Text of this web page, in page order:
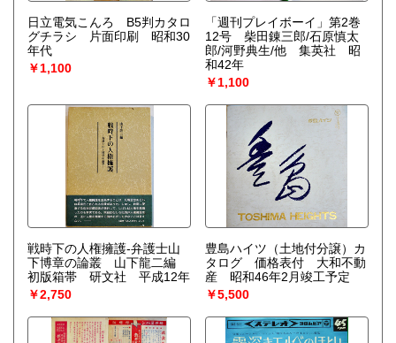
日立電気こんろ B5判カタロ
グチラシ 片面印刷 昭和30
年代
￥1,100
「週刊プレイボーイ」第2巻
12号 柴田錬三郎/石原慎太
郎/河野典生/他 集英社 昭
和42年
￥1,100
戦時下の人権擁護-弁護士山
下博章の論叢 山下龍二編
初版箱帯 研文社 平成12年
￥2,750
豊島ハイツ（土地付分譲）カ
タログ 価格表付 大和不動
産 昭和46年2月竣工予定
￥5,500